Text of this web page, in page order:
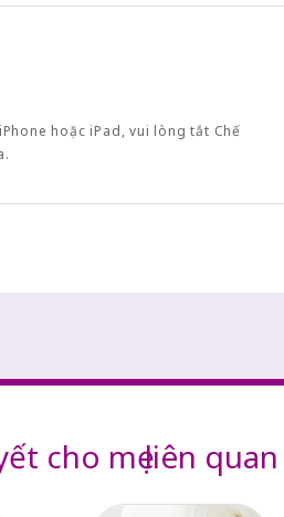
hoặc iPad, vui lòng tắt Chế
cho mẹ liên quan